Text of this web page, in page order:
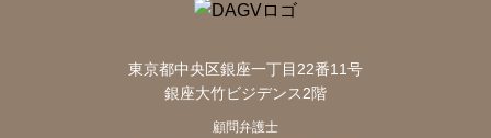
東京都中央区銀座一丁目22番11号
銀座大竹ビジデンス2階
顧問弁護士